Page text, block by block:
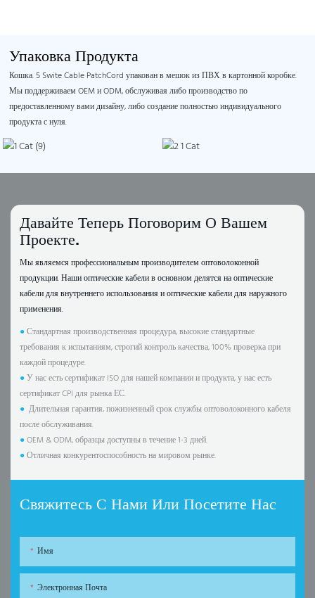
Упаковка Продукта
Кошка. 5 Swite Cable PatchCord упакован в мешок из ПВХ в картонной коробке.
Мы поддерживаем OEM и ODM, обслуживая либо производство по
предоставленному вами дизайну, либо создание полностью индивидуального
продукта с нуля.
Давайте Теперь Поговорим О Вашем
Проекте.
Мы являемся профессиональным производителем оптоволоконной
продукции. Наши оптические кабели в основном делятся на оптические
кабели для внутреннего использования и оптические кабели для наружного
применения.
●Стандартная производственная процедура, высокие стандартные
требования к испытаниям, строгий контроль качества, 100% проверка при
каждой процедуре.
●У нас есть сертификат ISO для нашей компании и продукта, у нас есть
сертификат CPI для рынка ЕС.
● Длительная гарантия, пожизненный срок службы оптоволоконного кабеля
после обслуживания.
●OEM & ODM, образцы доступны в течение 1-3 дней.
●Отличная конкурентоспособность на мировом рынке.
Свяжитесь С Нами Или Посетите Нас
Имя
Электронная Почта